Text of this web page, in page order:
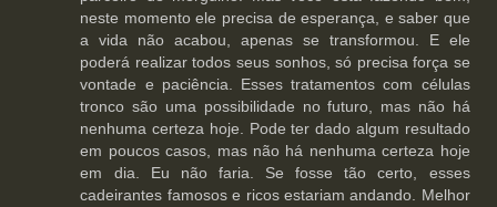
neste momento ele precisa de esperança, e saber que
a vida não acabou, apenas se transformou. E ele
poderá realizar todos seus sonhos, só precisa força se
vontade e paciência. Esses tratamentos com células
tronco são uma possibilidade no futuro, mas não há
nenhuma certeza hoje. Pode ter dado algum resultado
em poucos casos, mas não há nenhuma certeza hoje
em dia. Eu não faria. Se fosse tão certo, esses
cadeirantes famosos e ricos estariam andando. Melhor